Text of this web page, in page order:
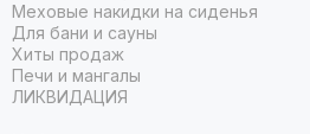
Меховые накидки на сиденья
Для бани и сауны
Хиты продаж
Печи и мангалы
ЛИКВИДАЦИЯ